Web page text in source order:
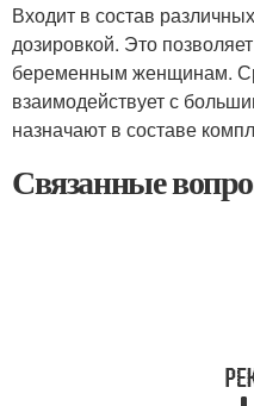
Входит в состав
дозировкой. Это
беременным женщинам.
взаимодействует с
назначают в составе
Связанные